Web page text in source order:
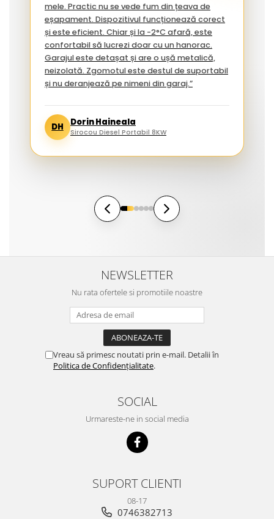
mele. Practic nu se vede fum din țeava de
eșapament. Dispozitivul funcționează corect
și este eficient. Chiar și la -2°C afară, este
confortabil să lucrezi doar cu un hanorac.
Garajul este detașat și are o ușă metalică,
neizolată. Zgomotul este destul de suportabil
și nu deranjează pe nimeni din garaj.”
DH Dorin Haineala
Sirocou Diesel Portabil 8KW
NEWSLETTER
Nu rata ofertele si promotiile noastre
Vreau să primesc noutati prin e-mail. Detalii în
Politica de Confidențialitate.
SOCIAL
Urmareste-ne in social media
SUPORT CLIENTI
08-17
0746382713